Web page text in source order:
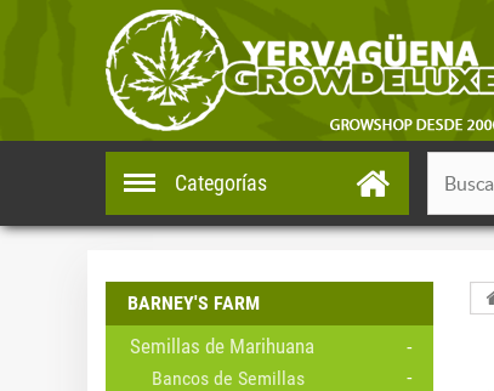
Categorías
BARNEY'S FARM
Semillas de Marihuana
Bancos de Semillas